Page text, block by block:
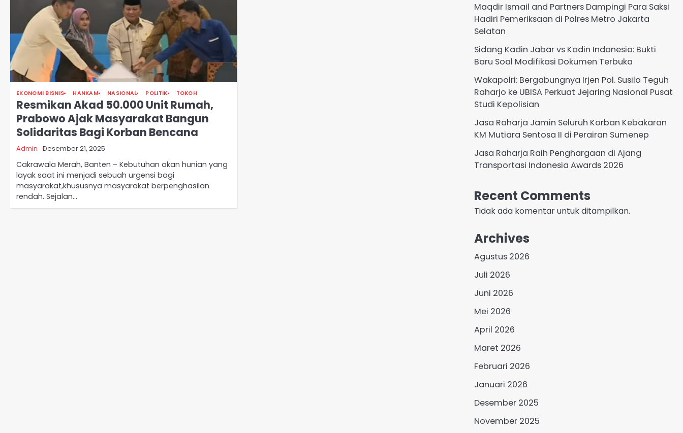
EKONOMI BISNIS HANKAM NASIONAL POLITIK TOKOH
Resmikan Akad 50.000 Unit Rumah,
Prabowo Ajak Masyarakat Bangun
Solidaritas Bagi Korban Bencana
Admin Desember 21, 2025
Cakrawala Merah, Banten – Kebutuhan akan hunian yang
layak saat ini menjadi sebuah urgensi bagi
masyarakat,khususnya masyarakat berpenghasilan
rendah. Sejalan…
Maqdir Ismail and Partners Dampingi Para Saksi
Hadiri Pemeriksaan di Polres Metro Jakarta
Selatan
Sidang Kadin Jabar vs Kadin Indonesia: Bukti
Baru Soal Modifikasi Dokumen Terbuka
Wakapolri: Bergabungnya Irjen Pol. Susilo Teguh
Raharjo ke UBISA Perkuat Jejaring Nasional Pusat
Studi Kepolisian
Jasa Raharja Jamin Seluruh Korban Kebakaran
KM Mutiara Sentosa II di Perairan Sumenep
Jasa Raharja Raih Penghargaan di Ajang
Transportasi Indonesia Awards 2026
Recent Comments
Tidak ada komentar untuk ditampilkan.
Archives
Agustus 2026
Juli 2026
Juni 2026
Mei 2026
April 2026
Maret 2026
Februari 2026
Januari 2026
Desember 2025
November 2025